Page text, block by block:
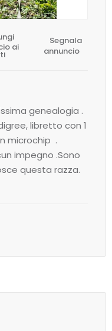
ai
Segnala
annuncio
genealogia .
libretto con 1
microchip .
impegno .Sono
questa razza.